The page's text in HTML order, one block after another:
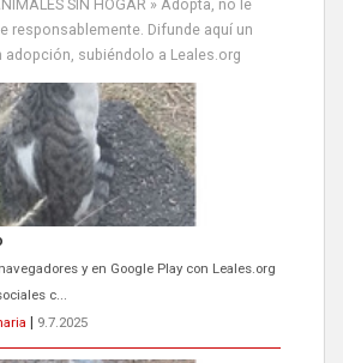
SIN HOGAR » Adopta, no le
responsablemente. Difunde aquí un
adopción, subiéndolo a Leales.org
de 4 años,esterilizada con marca de
pero miedosa,e...
9.7.2025